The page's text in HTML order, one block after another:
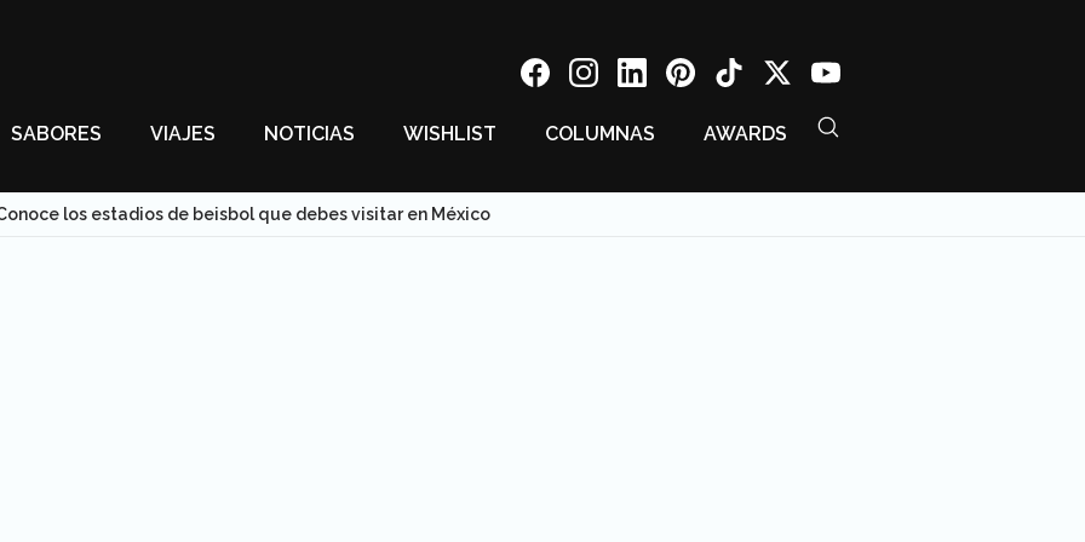
SABORES VIAJES NOTICIAS WISHLIST COLUMNAS AWARDS
los estadios de beisbol que debes visitar en México